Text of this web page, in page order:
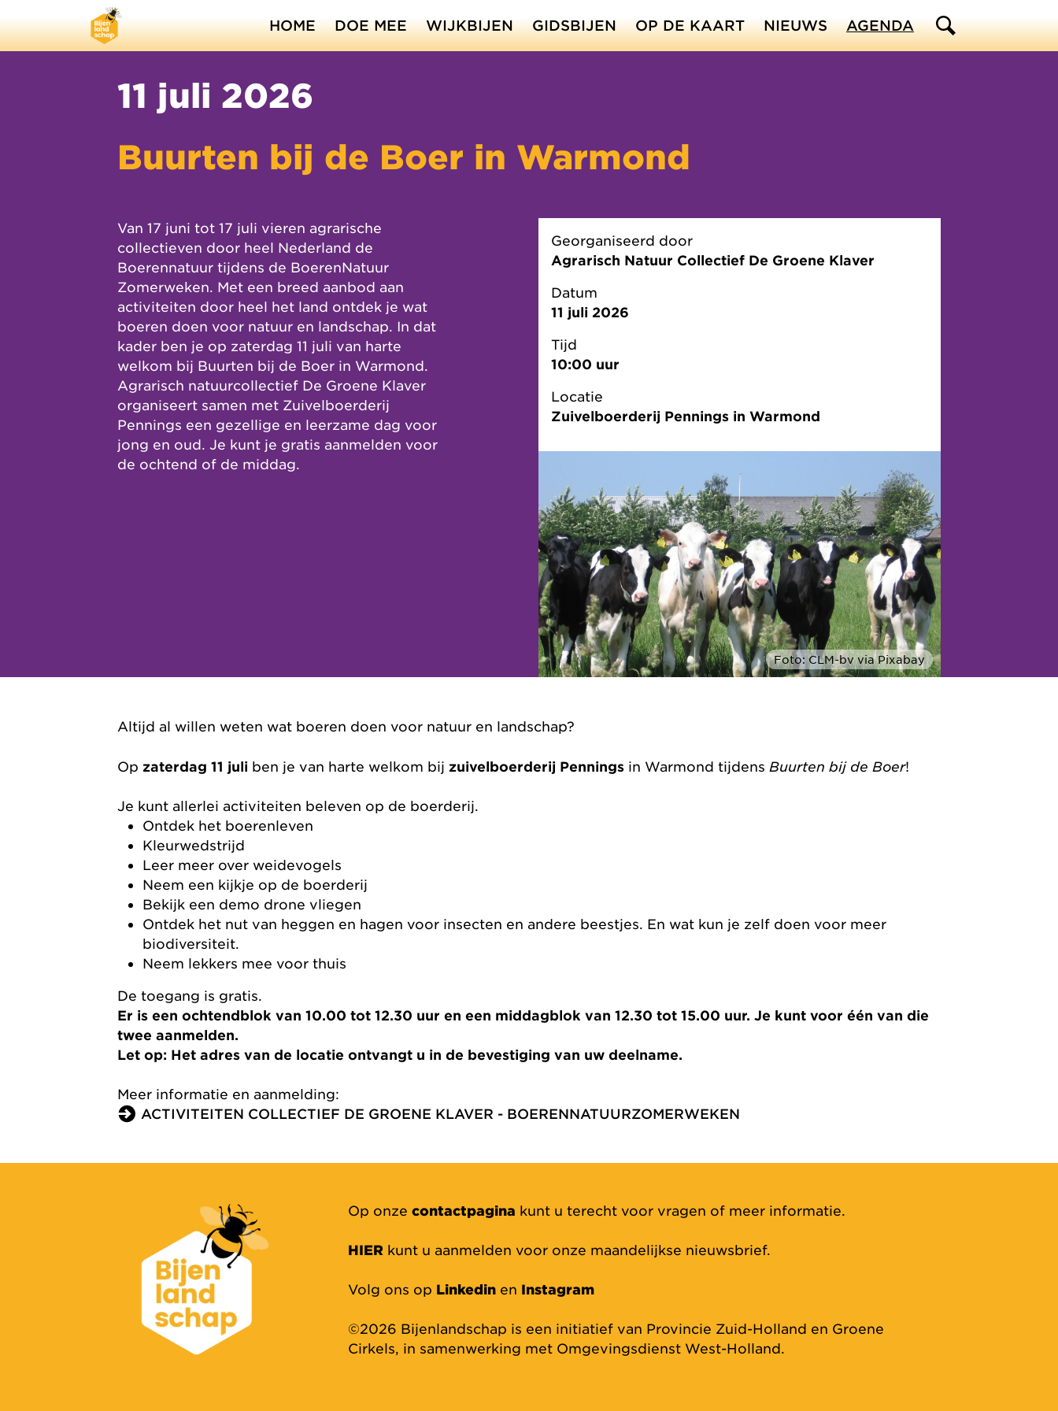
HOME DOE MEE WIJKBIJEN GIDSBIJEN OP DE KAART NIEUWS AGENDA
Buurten bij de Boer in Warmond
11 juli 2026
Van 17 juni tot 17 juli vieren agrarische
collectieven door heel Nederland de
Boerennatuur tijdens de BoerenNatuur
Zomerweken. Met een breed aanbod aan
activiteiten door heel het land ontdek je wat
boeren doen voor natuur en landschap. In dat
kader ben je op zaterdag 11 juli van harte
welkom bij Buurten bij de Boer in Warmond.
Agrarisch natuurcollectief De Groene Klaver
organiseert samen met Zuivelboerderij
Pennings een gezellige en leerzame dag voor
jong en oud. Je kunt je gratis aanmelden voor
de ochtend of de middag.
Georganiseerd door
Agrarisch Natuur Collectief De Groene Klaver
Datum
11 juli 2026
Tijd
10:00 uur
Locatie
Zuivelboerderij Pennings in Warmond
Foto: CLM-bv via Pixabay
Altijd al willen weten wat boeren doen voor natuur en landschap?
Op zaterdag 11 juli ben je van harte welkom bij zuivelboerderij Pennings in Warmond tijdens Buurten bij de Boer!
Je kunt allerlei activiteiten beleven op de boerderij.
Ontdek het boerenleven
Kleurwedstrijd
Leer meer over weidevogels
Neem een kijkje op de boerderij
Bekijk een demo drone vliegen
Ontdek het nut van heggen en hagen voor insecten en andere beestjes. En wat kun je zelf doen voor meer
biodiversiteit.
Neem lekkers mee voor thuis
De toegang is gratis.
Er is een ochtendblok van 10.00 tot 12.30 uur en een middagblok van 12.30 tot 15.00 uur. Je kunt voor één van die
twee aanmelden.
Let op: Het adres van de locatie ontvangt u in de bevestiging van uw deelname.
Meer informatie en aanmelding:
ACTIVITEITEN COLLECTIEF DE GROENE KLAVER - BOERENNATUURZOMERWEKEN
Op onze contactpagina kunt u terecht voor vragen of meer informatie.
HIER kunt u aanmelden voor onze maandelijkse nieuwsbrief.
Volg ons op Linkedinen Instagram
©2026 Bijenlandschap is een initiatief van Provincie Zuid-Holland en Groene
Cirkels, in samenwerking met Omgevingsdienst West-Holland.